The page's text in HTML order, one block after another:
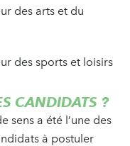
des arts et du
des sports et loisirs
CANDIDATS ?
sens a été l’une des
à postuler